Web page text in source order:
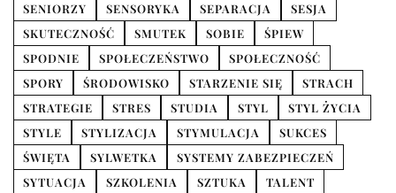
SENIORZY
SENSORYKA SEPARACJA
SESJA
SKUTECZNOŚĆ
SMUTEK SOBIE
ŚPIEW
SPODNIE
SPOŁECZEŃSTWO
SPOŁECZNOŚĆ
SPORY
ŚRODOWISKO STARZENIE SIĘ
STRACH
STRATEGIE
STRES STUDIA STYL
STYL ŻYCIA
STYLE
STYLIZACJA STYMULACJA
SUKCES
ŚWIĘTA
SYLWETKA
SYSTEMY ZABEZPIECZEŃ
SYTUACJA
SZKOLENIA SZTUKA
TALENT